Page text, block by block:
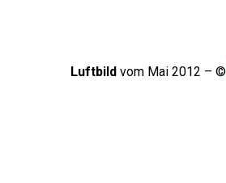
Luftbild vom Mai 2012 – ©